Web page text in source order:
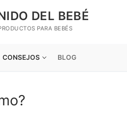
DEL BEBÉ
PARA BEBÉS
CONSEJOS BLOG